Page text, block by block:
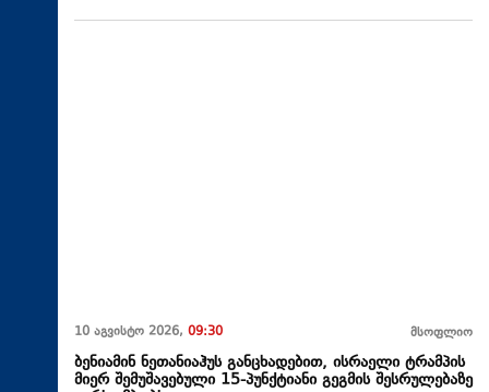
10 აგვისტო 2026, 09:30 მსოფლიო
ბენიამინ ნეთანიაჰუს განცხადებით, ისრაელი ტრამპის
მიერ შემუშავებული 15-პუნქტიანი გეგმის შესრულებაზე